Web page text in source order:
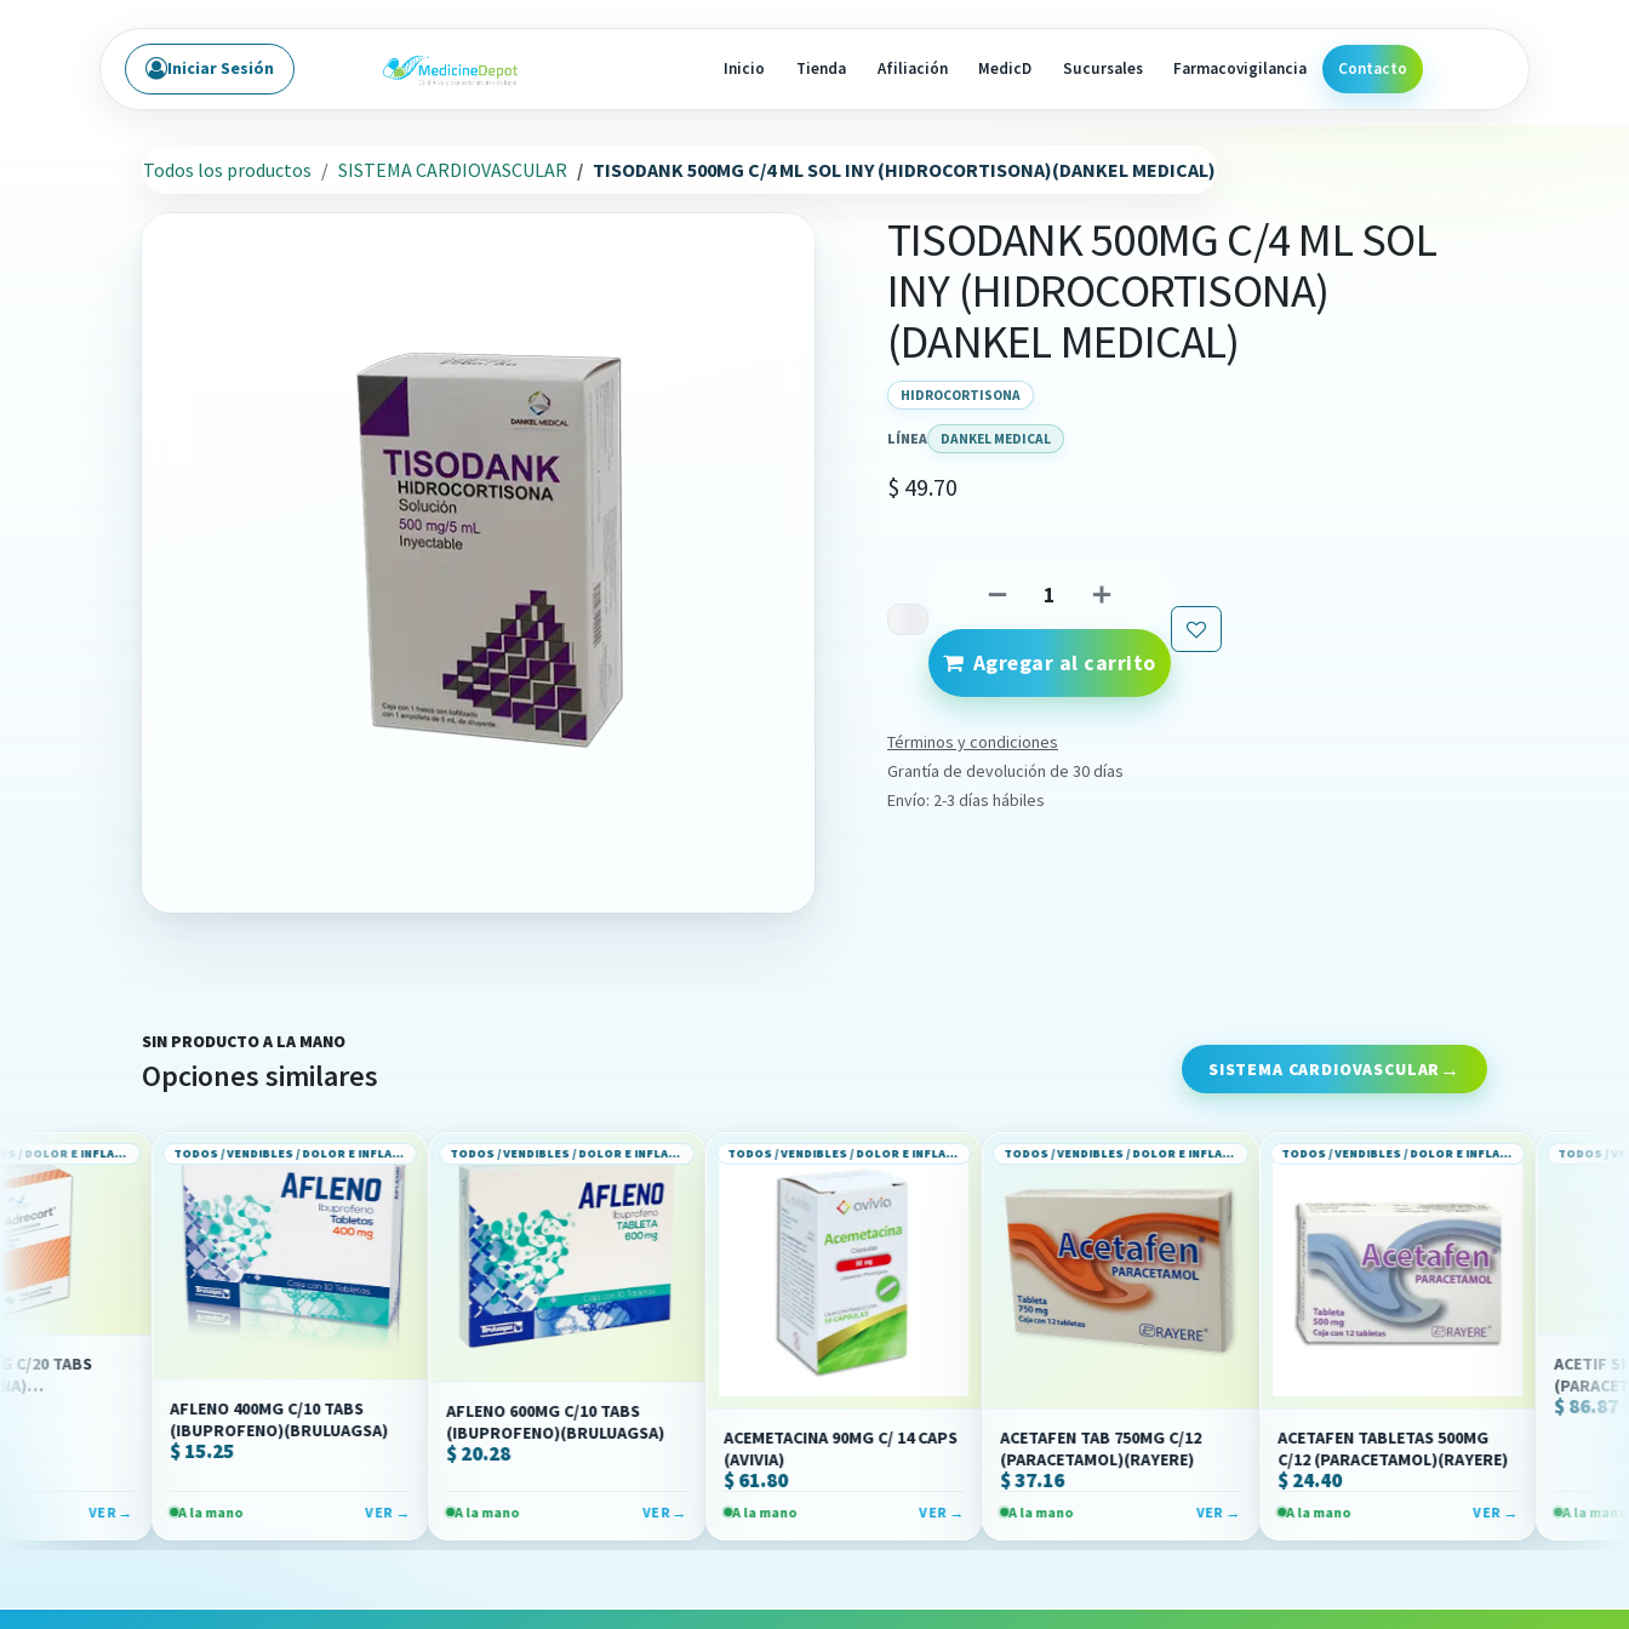
Inicio Tienda Afiliación MedicD Sucursales Farmacovigilancia Contacto
Iniciar Sesión
Todos los productos SISTEMA CARDIOVASCULAR TISODANK 500MG C/4 ML SOL INY (HIDROCORTISONA)(DANKEL MEDICAL)
TISODANK 500MG C/4 ML SOL
INY (HIDROCORTISONA)
(DANKEL MEDICAL)
HIDROCORTISONA
LÍNEA DANKEL MEDICAL
$ 49.70
Agregar al carrito
Términos y condiciones
Grantía de devolución de 30 días
Envío: 2-3 días hábiles
SIN PRODUCTO A LA MANO
Opciones similares SISTEMA CARDIOVASCULAR
TODOS / VENDIBLES / DOLOR E INFLAMACION TODOS / VENDIBLES / DOLOR E INFLAMACION
AFLENO 400MG C/10 TABS
(IBUPROFENO)(BRULUAGSA)
A la mano
TODOS / VENDIBLES / DOLOR E INFLAMACION
AFLENO 600MG C/10 TABS
(IBUPROFENO)(BRULUAGSA)
A la mano
TODOS / VENDIBLES / DOLOR E INFLAMACION
ACEMETACINA 90MG C/ 14 CAPS
A la mano
TODOS / VENDIBLES / DOLOR E INFLAMACION
ACETAFEN TAB 750MG C/12
(PARACETAMOL)(RAYERE)
A la mano
TODOS / VENDIBLES / DOLOR E INFLAMACION
ACETAFEN TABLETAS 500MG
C/12 (PARACETAMOL)(RAYERE)
A la mano
ACETIF SI SOL INY
$ 86.87
A la mano